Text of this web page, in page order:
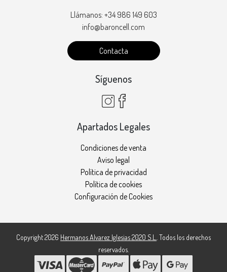
Llámanos: +34 986 149 603
info@baroncell.com
Contacta
Síguenos
Apartados Legales
Condiciones de venta
Aviso legal
Política de privacidad
Política de cookies
Configuración de Cookies
Copyright 2026 Hermanos Alvarez Iglesias 2020 S.L.
. Todos los derechos
reservados.